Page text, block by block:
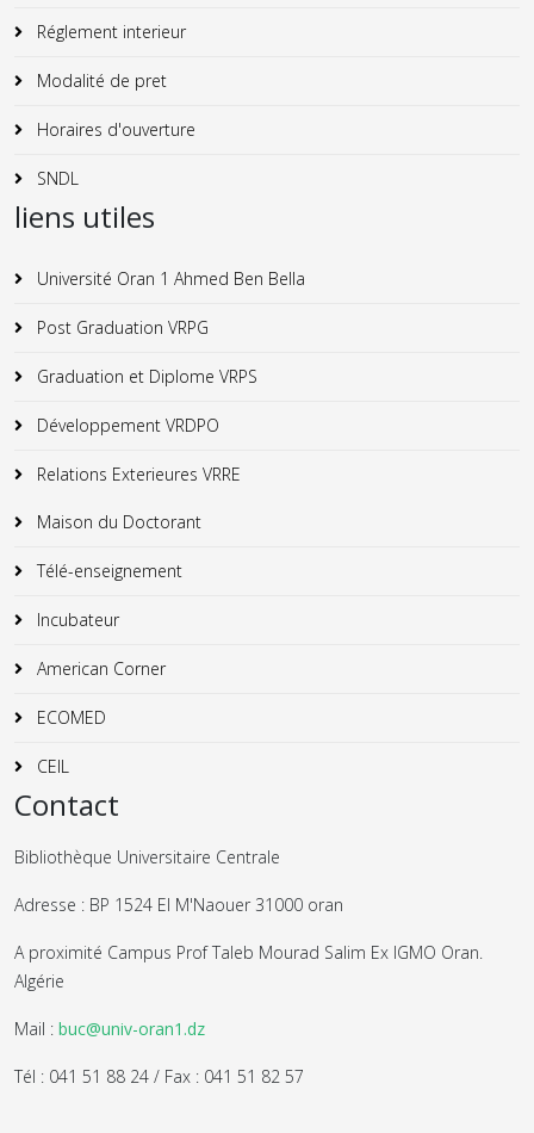
Réglement interieur
Modalité de pret
Horaires d'ouverture
SNDL
liens utiles
Université Oran 1 Ahmed Ben Bella
Post Graduation VRPG
Graduation et Diplome VRPS
Développement VRDPO
Relations Exterieures VRRE
Maison du Doctorant
Télé-enseignement
Incubateur
American Corner
ECOMED
CEIL
Contact
Bibliothèque Universitaire Centrale
Adresse : BP 1524 El M'Naouer 31000 oran
A proximité Campus Prof Taleb Mourad Salim Ex IGMO Oran.
Algérie
Mail : buc@univ-oran1.dz
Tél : 041 51 88 24 / Fax : 041 51 82 57